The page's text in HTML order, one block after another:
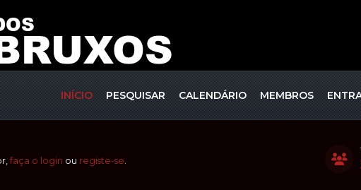
INÍCIO PESQUISAR CALENDÁRIO MEMBROS
faça o login ou registe-se.